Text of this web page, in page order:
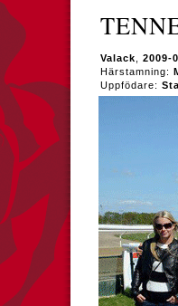
Valack 2009-
Härstamning:
Uppfödare: